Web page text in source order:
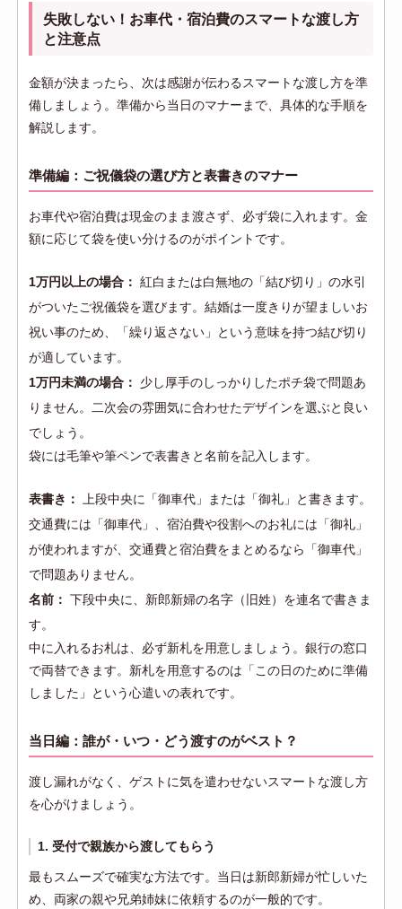
失敗しない！お車代・宿泊費のスマートな渡し方
と注意点
金額が決まったら、次は感謝が伝わるスマートな渡し方を準
備しましょう。準備から当日のマナーまで、具体的な手順を
解説します。
準備編：ご祝儀袋の選び方と表書きのマナー
お車代や宿泊費は現金のまま渡さず、必ず袋に入れます。金
額に応じて袋を使い分けるのがポイントです。
1万円以上の場合： 紅白または白無地の「結び切り」の水引
がついたご祝儀袋を選びます。結婚は一度きりが望ましいお
祝い事のため、「繰り返さない」という意味を持つ結び切り
が適しています。
1万円未満の場合：
少し厚手のしっかりしたポチ袋で問題あ
りません。二次会の雰囲気に合わせたデザインを選ぶと良い
でしょう。
袋には毛筆や筆ペンで表書きと名前を記入します。
表書き： 上段中央に「御車代」または「御礼」と書きます。
交通費には「御車代」、宿泊費や役割へのお礼には「御礼」
が使われますが、交通費と宿泊費をまとめるなら「御車代」
で問題ありません。
名前： 下段中央に、新郎新婦の名字（旧姓）を連名で書きま
す。
中に入れるお札は、必ず新札を用意しましょう。銀行の窓口
で両替できます。新札を用意するのは「この日のために準備
しました」という心遣いの表れです。
当日編：誰が・いつ・どう渡すのがベスト？
渡し漏れがなく、ゲストに気を遣わせないスマートな渡し方
を心がけましょう。
1. 受付で親族から渡してもらう
最もスムーズで確実な方法です。当日は新郎新婦が忙しいた
め、両家の親や兄弟姉妹に依頼するのが一般的です。